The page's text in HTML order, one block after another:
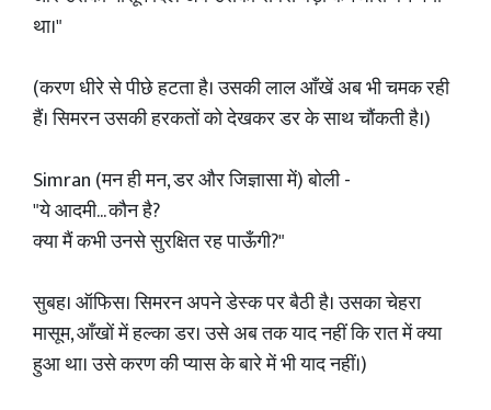
था।"
(करण धीरे से पीछे हटता है। उसकी लाल आँखें अब भी चमक रही
हैं। सिमरन उसकी हरकतों को देखकर डर के साथ चौंकती है।)
Simran (मन ही मन, डर और जिज्ञासा में) बोली -
"ये आदमी... कौन है?
क्या मैं कभी उनसे सुरक्षित रह पाऊँगी?"
सुबह। ऑफिस। सिमरन अपने डेस्क पर बैठी है। उसका चेहरा
मासूम, आँखों में हल्का डर। उसे अब तक याद नहीं कि रात में क्या
हुआ था। उसे करण की प्यास के बारे में भी याद नहीं।)